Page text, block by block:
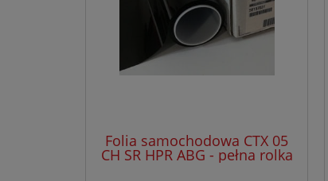
Folia samochodowa CTX 05
CH SR HPR ABG - pełna rolka